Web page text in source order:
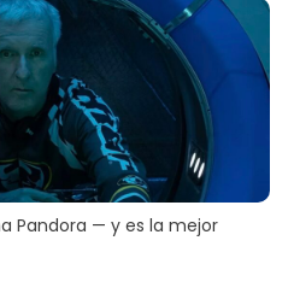
Pandora — y es la mejor